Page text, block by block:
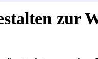
zur